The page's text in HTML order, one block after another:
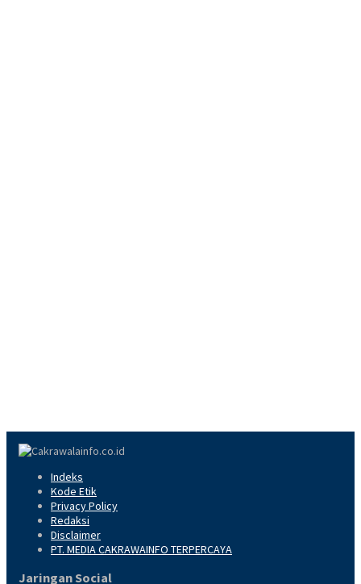
Indeks
Kode Etik
Privacy Policy
Redaksi
Disclaimer
PT. MEDIA CAKRAWAINFO TERPERCAYA
Jaringan Social